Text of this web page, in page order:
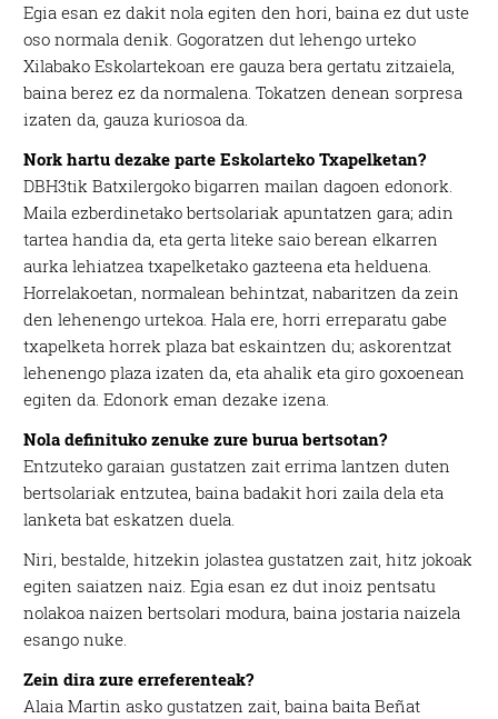
Egia esan ez dakit nola egiten den hori, baina ez dut uste
oso normala denik. Gogoratzen dut lehengo urteko
Xilabako Eskolartekoan ere gauza bera gertatu zitzaiela,
baina berez ez da normalena. Tokatzen denean sorpresa
izaten da, gauza kuriosoa da.
Nork hartu dezake parte Eskolarteko Txapelketan?
DBH3tik Batxilergoko bigarren mailan dagoen edonork.
Maila ezberdinetako bertsolariak apuntatzen gara; adin
tartea handia da, eta gerta liteke saio berean elkarren
aurka lehiatzea txapelketako gazteena eta helduena.
Horrelakoetan, normalean behintzat, nabaritzen da zein
den lehenengo urtekoa. Hala ere, horri erreparatu gabe
txapelketa horrek plaza bat eskaintzen du; askorentzat
lehenengo plaza izaten da, eta ahalik eta giro goxoenean
egiten da. Edonork eman dezake izena.
Nola definituko zenuke zure burua bertsotan?
Entzuteko garaian gustatzen zait errima lantzen duten
bertsolariak entzutea, baina badakit hori zaila dela eta
lanketa bat eskatzen duela.
Niri, bestalde, hitzekin jolastea gustatzen zait, hitz jokoak
egiten saiatzen naiz. Egia esan ez dut inoiz pentsatu
nolakoa naizen bertsolari modura, baina jostaria naizela
esango nuke.
Zein dira zure erreferenteak?
Alaia Martin asko gustatzen zait, baina baita Beñat